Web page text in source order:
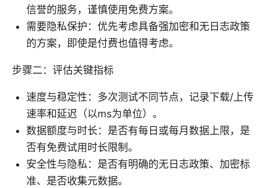
信誉的服务，谨慎使用免费方案。
需要隐私保护：优先考虑具备强加密和无日志政策
的方案，即使是付费也值得考虑。
步骤二：评估关键指标
速度与稳定性：多次测试不同节点，记录下载/上传
速率和延迟（以ms为单位）。
数据额度与时长：是否有每日或每月数据上限，是
否有免费试用时长限制。
安全性与隐私：是否有明确的无日志政策、加密标
准、是否收集元数据。